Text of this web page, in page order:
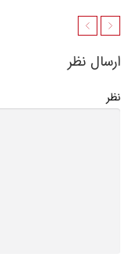
ارسال نظر
نظر